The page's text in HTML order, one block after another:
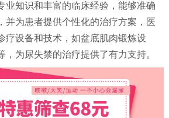
业知识和丰富的临床经验，能够准确
并为患者提供个性化的治疗方案，医
疗设备和技术，如盆底肌肉锻炼设
，为尿失禁的治疗提供了有力支持。